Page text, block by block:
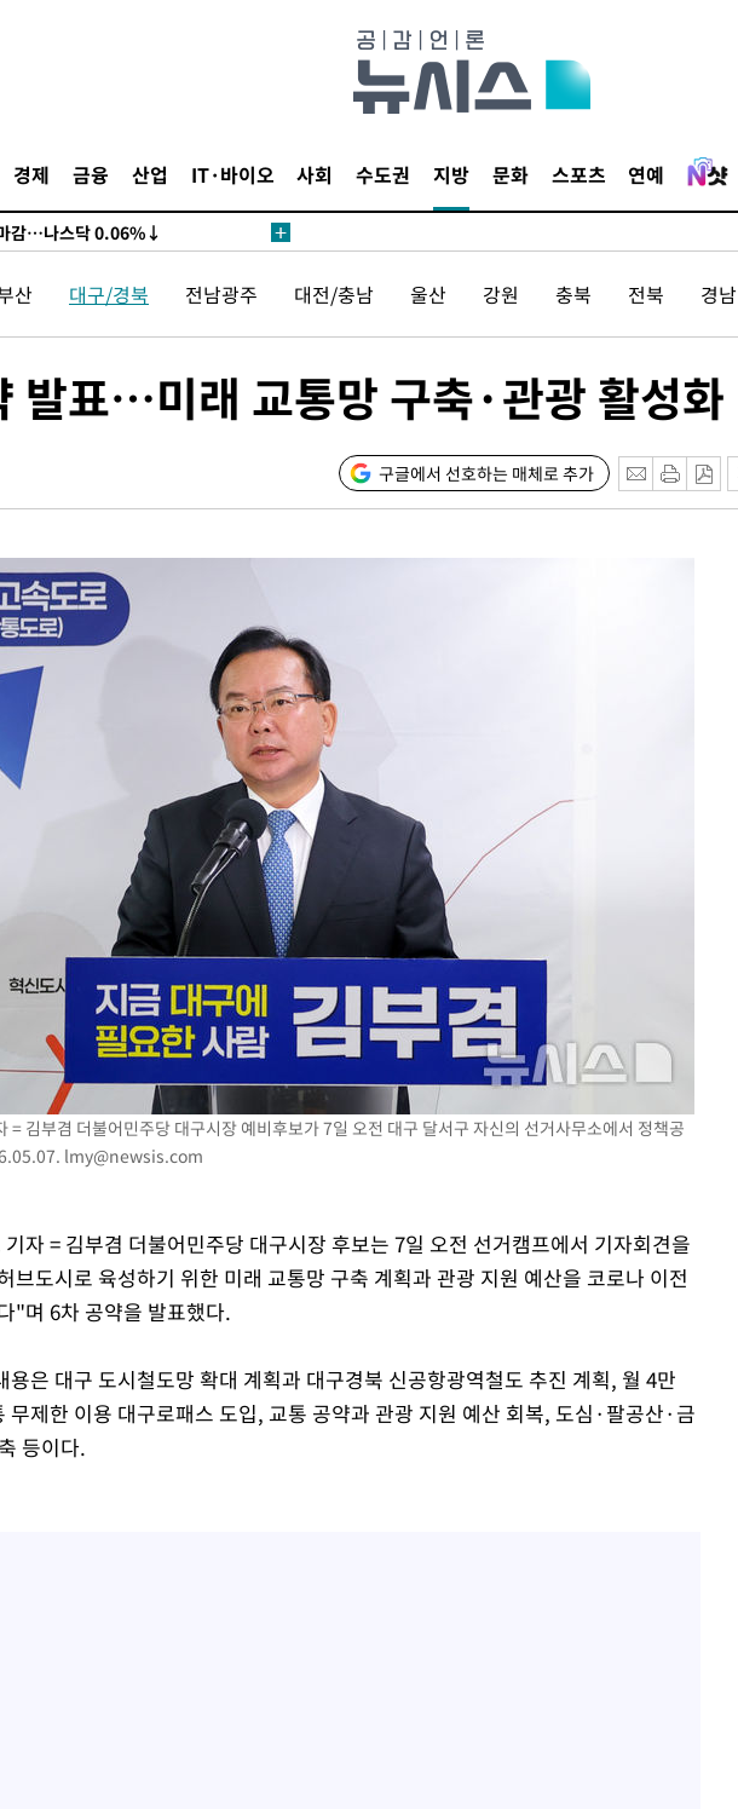
경제 금융 산업 IT·바이오 사회 수도권 지방 문화 스포츠 연예
감…나스닥 0.06%↓
산 대구/경북 전남광주 대전/충남 울산 강원 충북 전북 경남
발표…미래 교통망 구축·관광 활성화
구글에서 선호하는 매체로 추가
= 김부겸 더불어민주당 대구시장 예비후보가 7일 오전 대구 달서구 자신의 선거사무소에서 정책공
lmy@newsis.com
자 = 김부겸 더불어민주당 대구시장 후보는 7일 오전 선거캠프에서 기자회견을
브도시로 육성하기 위한 미래 교통망 구축 계획과 관광 지원 예산을 코로나 이전
"며 6차 공약을 발표했다.
용은 대구 도시철도망 확대 계획과 대구경북 신공항광역철도 추진 계획, 월 4만
무제한 이용 대구로패스 도입, 교통 공약과 관광 지원 예산 회복, 도심·팔공산·금
등이다.